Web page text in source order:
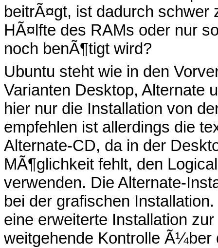
beitrÃ¤gt, ist dadurch
HÃ¤lfte des RAMs oder nur
noch benÃ¶tigt wird?
Ubuntu steht wie in den
Varianten Desktop, Alternate
hier nur die Installation von
empfehlen ist allerdings die
Alternate-CD, da in der
MÃ¶glichkeit fehlt, den
verwenden. Die Alternate-
bei der grafischen
eine erweiterte Installation
weitgehende Kontrolle Ã¼ber